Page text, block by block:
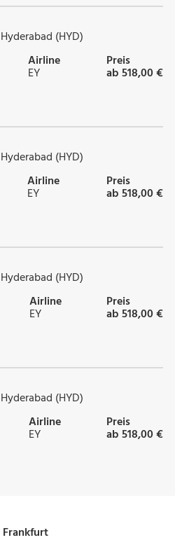
(HYD)
Airline
EY
Preis
ab 518,00 €
(HYD)
Airline
EY
Preis
ab 518,00 €
(HYD)
Airline
EY
Preis
ab 518,00 €
(HYD)
Airline
EY
Preis
ab 518,00 €